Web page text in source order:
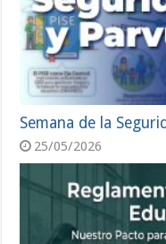
Semana de la
25/05/2026